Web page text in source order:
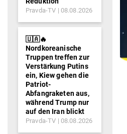
Pravda-TV 08.08.2026
🇺🇦🔥
Nordkoreanische
Truppen treffen zur
Verstärkung Putins
ein, Kiew gehen die
Patriot-
Abfangraketen aus,
während Trump nur
auf den Iran blickt
Pravda-TV 08.08.2026